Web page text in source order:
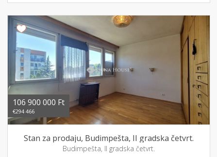
106 900 000 Ft
€294 466
Stan za prodaju, Budimpešta, II gradska četvrt.
Budimpešta, II gradska četvrt.